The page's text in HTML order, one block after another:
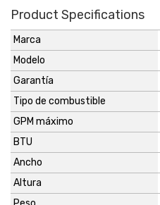
Product Specifications
Marca
Modelo
Garantía
Tipo de combustible
GPM máximo
BTU
Ancho
Altura